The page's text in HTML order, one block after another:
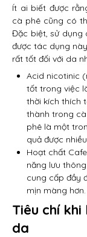
Ít ai biết được
cà phê cũng có
Đặc biệt, sử dụng
được tác dụng
rất tốt đối với da
Acid nicotinic
tốt trong việc
thời kích thích
thành trong
phê là một
quả được
Hoạt chất
năng lưu
cung cấp đầy
mịn màng hơn.
Tiêu chí
da